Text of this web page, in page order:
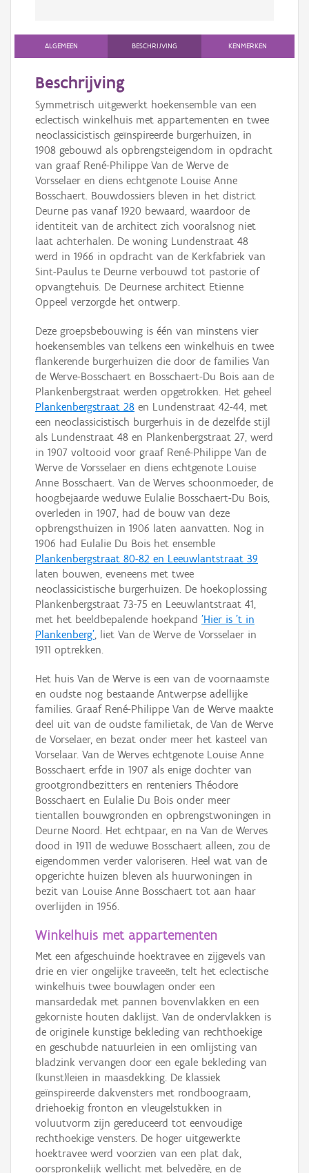
ALGEMEEN BESCHRIJVING KENMERKEN
Beschrijving
Symmetrisch uitgewerkt hoekensemble van een
eclectisch winkelhuis met appartementen en twee
neoclassicistisch geïnspireerde burgerhuizen, in
1908 gebouwd als opbrengsteigendom in opdracht
van graaf René-Philippe Van de Werve de
Vorsselaer en diens echtgenote Louise Anne
Bosschaert. Bouwdossiers bleven in het district
Deurne pas vanaf 1920 bewaard, waardoor de
identiteit van de architect zich vooralsnog niet
laat achterhalen. De woning Lundenstraat 48
werd in 1966 in opdracht van de Kerkfabriek van
Sint-Paulus te Deurne verbouwd tot pastorie of
opvangtehuis. De Deurnese architect Etienne
Oppeel verzorgde het ontwerp.
Deze groepsbebouwing is één van minstens vier
hoekensembles van telkens een winkelhuis en twee
flankerende burgerhuizen die door de families Van
de Werve-Bosschaert en Bosschaert-Du Bois aan de
Plankenbergstraat werden opgetrokken. Het geheel
Plankenbergstraat 28 en Lundenstraat 42-44, met
een neoclassicistisch burgerhuis in de dezelfde stijl
als Lundenstraat 48 en Plankenbergstraat 27, werd
in 1907 voltooid voor graaf René-Philippe Van de
Werve de Vorsselaer en diens echtgenote Louise
Anne Bosschaert. Van de Werves schoonmoeder, de
hoogbejaarde weduwe Eulalie Bosschaert-Du Bois,
overleden in 1907, had de bouw van deze
opbrengsthuizen in 1906 laten aanvatten. Nog in
1906 had Eulalie Du Bois het ensemble
Plankenbergstraat 80-82 en Leeuwlantstraat 39
laten bouwen, eveneens met twee
neoclassicistische burgerhuizen. De hoekoplossing
Plankenbergstraat 73-75 en Leeuwlantstraat 41,
met het beeldbepalende hoekpand 'Hier is 't in
Plankenberg', liet Van de Werve de Vorsselaer in
1911 optrekken.
Het huis Van de Werve is een van de voornaamste
en oudste nog bestaande Antwerpse adellijke
families. Graaf René-Philippe Van de Werve maakte
deel uit van de oudste familietak, de Van de Werve
de Vorselaer, en bezat onder meer het kasteel van
Vorselaar. Van de Werves echtgenote Louise Anne
Bosschaert erfde in 1907 als enige dochter van
grootgrondbezitters en renteniers Théodore
Bosschaert en Eulalie Du Bois onder meer
tientallen bouwgronden en opbrengstwoningen in
Deurne Noord. Het echtpaar, en na Van de Werves
dood in 1911 de weduwe Bosschaert alleen, zou de
eigendommen verder valoriseren. Heel wat van de
opgerichte huizen bleven als huurwoningen in
bezit van Louise Anne Bosschaert tot aan haar
overlijden in 1956.
Winkelhuis met appartementen
Met een afgeschuinde hoektravee en zijgevels van
drie en vier ongelijke traveeën, telt het eclectische
winkelhuis twee bouwlagen onder een
mansardedak met pannen bovenvlakken en een
gekorniste houten daklijst. Van de ondervlakken is
de originele kunstige bekleding van rechthoekige
en geschubde natuurleien in een omlijsting van
bladzink vervangen door een egale bekleding van
(kunst)leien in maasdekking. De klassiek
geïnspireerde dakvensters met rondboograam,
driehoekig fronton en vleugelstukken in
voluutvorm zijn gereduceerd tot eenvoudige
rechthoekige vensters. De hoger uitgewerkte
hoektravee werd voorzien van een plat dak,
oorspronkelijk wellicht met belvedère, en de